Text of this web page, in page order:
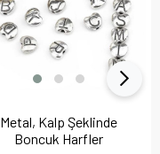
Metal, Kalp Şeklinde
Boncuk Harfler